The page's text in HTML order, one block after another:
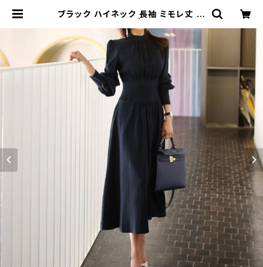
ブラック ハイネック 長袖 ミモレ丈 パ
入荷勢揃い！全品送料無料です♪